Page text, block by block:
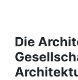
Projects
People
Die